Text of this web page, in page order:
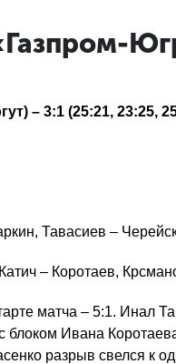
– 3:1 (25:21, 23:25,
Тавасиев –
– Коротаев,
матча – 5:1. Инал
Ивана
разрыв свелся к